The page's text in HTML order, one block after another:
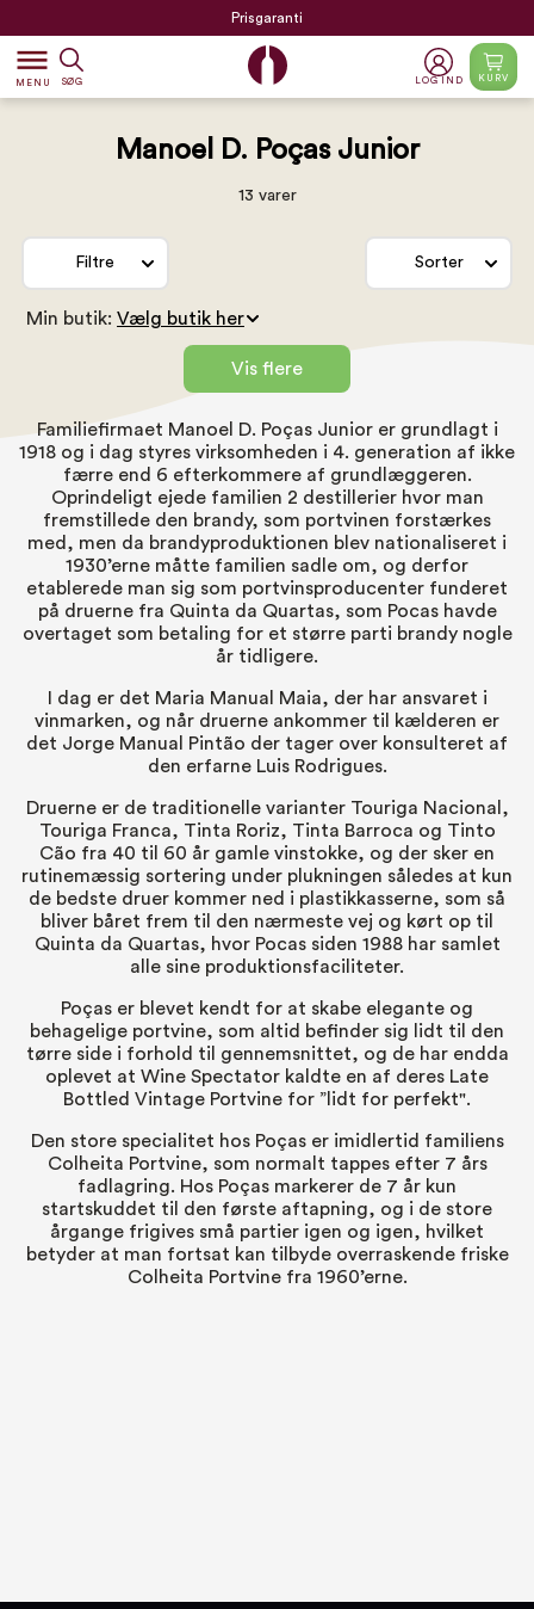
Prisgaranti
dehaze
MENU SØG LOG IND KURV
Manoel D. Poças Junior
13 varer
Filtre Sorter
Min butik:
Vis flere
Familiefirmaet Manoel D. Poças Junior er grundlagt i
1918 og i dag styres virksomheden i 4. generation af ikke
færre end 6 efterkommere af grundlæggeren.
Oprindeligt ejede familien 2 destillerier hvor man
fremstillede den brandy, som portvinen forstærkes
med, men da brandyproduktionen blev nationaliseret i
1930’erne måtte familien sadle om, og derfor
etablerede man sig som portvinsproducenter funderet
på druerne fra Quinta da Quartas, som Pocas havde
overtaget som betaling for et større parti brandy nogle
år tidligere.
I dag er det Maria Manual Maia, der har ansvaret i
vinmarken, og når druerne ankommer til kælderen er
det Jorge Manual Pintão der tager over konsulteret af
den erfarne Luis Rodrigues.
Druerne er de traditionelle varianter Touriga Nacional,
Touriga Franca, Tinta Roriz, Tinta Barroca og Tinto
Cão fra 40 til 60 år gamle vinstokke, og der sker en
rutinemæssig sortering under plukningen således at kun
de bedste druer kommer ned i plastikkasserne, som så
bliver båret frem til den nærmeste vej og kørt op til
Quinta da Quartas, hvor Pocas siden 1988 har samlet
alle sine produktionsfaciliteter.
Poças er blevet kendt for at skabe elegante og
behagelige portvine, som altid befinder sig lidt til den
tørre side i forhold til gennemsnittet, og de har endda
oplevet at Wine Spectator kaldte en af deres Late
Bottled Vintage Portvine for ”lidt for perfekt".
Den store specialitet hos Poças er imidlertid familiens
Colheita Portvine, som normalt tappes efter 7 års
fadlagring. Hos Poças markerer de 7 år kun
startskuddet til den første aftapning, og i de store
årgange frigives små partier igen og igen, hvilket
betyder at man fortsat kan tilbyde overraskende friske
Colheita Portvine fra 1960’erne.